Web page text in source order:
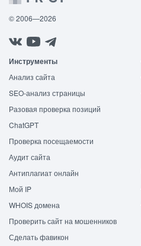
© 2006—2026
Инструменты
Анализ сайта
SEO-анализ страницы
Разовая проверка позиций
ChatGPT
Проверка посещаемости
Аудит сайта
Антиплагиат онлайн
Мой IP
WHOIS домена
Проверить сайт на мошенников
Сделать фавикон